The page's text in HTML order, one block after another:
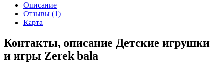
Описание
Отзывы (1)
Карта
Контакты, описание Детские игрушки
и игры Zerek bala